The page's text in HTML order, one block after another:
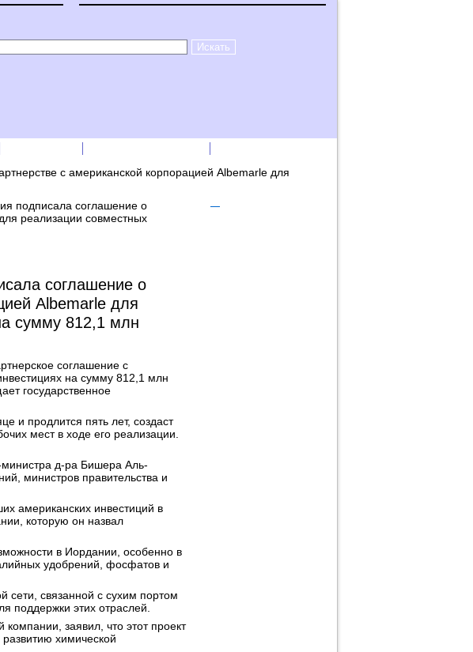
с американской корпорацией Albemarle для
подписала соглашение о
реализации совместных
соглашение о
Albemarle для
сумму 812,1 млн
соглашение с
на сумму 812,1 млн
государственное
и продлится пять лет, создаст
мест в ходе его реализации.
д-ра Бишера Аль-
министров правительства и
американских инвестиций в
которую он назвал
в Иордании, особенно в
удобрений, фосфатов и
сети, связанной с сухим портом
поддержки этих отраслей.
заявил, что этот проект
химической